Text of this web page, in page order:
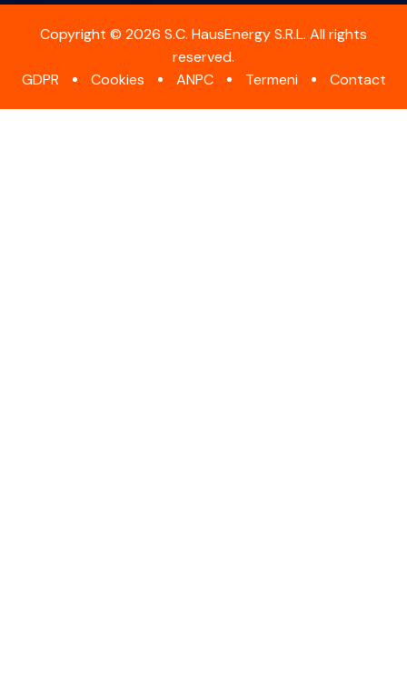
Copyright © 2026 S.C. HausEnergy S.R.L. All rights
reserved.
GDPR
Cookies ANPC Termeni Contact